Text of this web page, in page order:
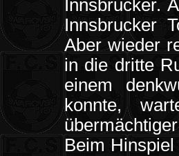
Innsbrucker.
Innsbrucker
Aber wieder
in die dritte
einem
konnte,
Beim